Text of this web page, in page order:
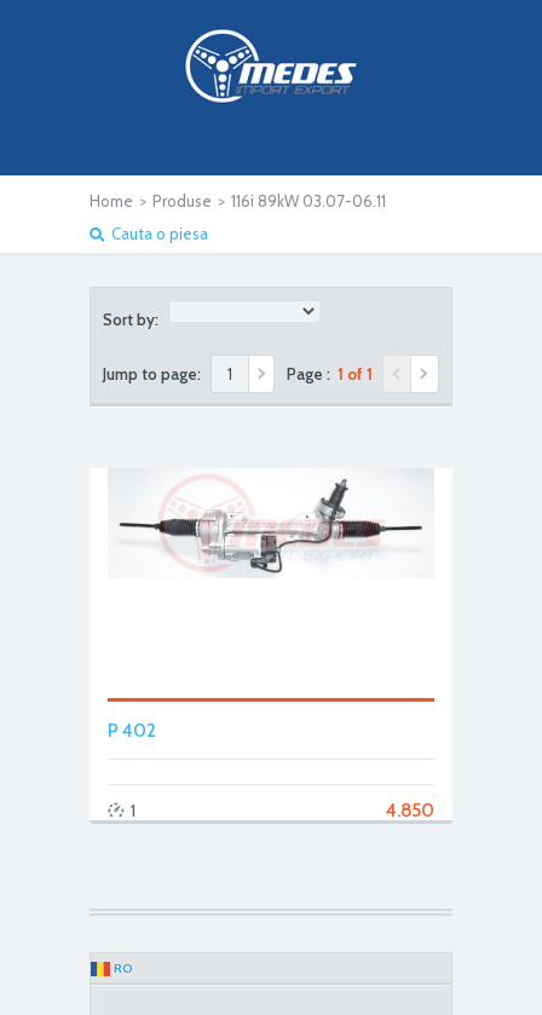
Home > Produse > 116i 89kW 03.07-06.11
Cauta o piesa
Sort by:
Jump to page: Page : 1 of 1
P 402
4.850
1
RO